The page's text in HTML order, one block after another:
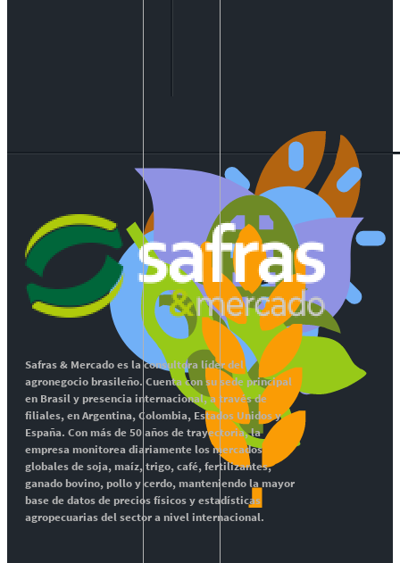
Safras & Mercado es la consultora líder del
agronegocio brasileño. Cuenta con su sede principal
en Brasil y presencia internacional, a través de
filiales, en Argentina, Colombia, Estados Unidos y
España. Con más de 50 años de trayectoria, la
empresa monitorea diariamente los mercados
globales de soja, maíz, trigo, café, fertilizantes,
ganado bovino, pollo y cerdo, manteniendo la mayor
base de datos de precios físicos y estadísticas
agropecuarias del sector a nivel internacional.